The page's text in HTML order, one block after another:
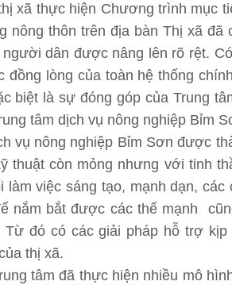
xã thực hiện Chương trình mục
nông thôn trên địa bàn Thị xã
dân được nâng lên rõ rệt.
đồng lòng của toàn hệ thống
biệt là sự đóng góp của Trung
tâm dịch vụ nông nghiệp Bỉm
vụ nông nghiệp Bỉm Sơn được
thuật còn mỏng nhưng với tinh
việc sáng tạo, mạnh dạn, các
nắm bắt được các thế mạnh
đó có các giải pháp hỗ trợ
thị xã.
tâm đã thực hiện nhiều mô